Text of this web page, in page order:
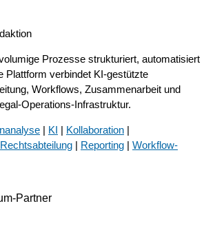
Prozesse strukturiert, automatisiert
Plattform verbindet KI-gestützte
Workflows, Zusammenarbeit und
Operations-Infrastruktur.
KI Kollaboration
Rechtsabteilung Reporting
Workflow-
Partner